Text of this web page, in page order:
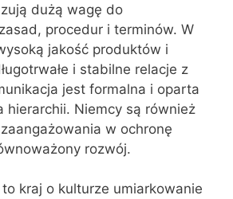
dużą wagę do
procedur i terminów. W
jakość produktów i
i stabilne relacje z
jest formalna i oparta
hierarchii. Niemcy są również
w ochronę
rozwój.
kraj o kulturze umiarkowanie